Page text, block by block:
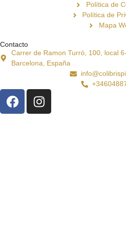
Política de
Política de
Mapa
Contacto
Carrer de Ramon Turró, 100, local
Barcelona, España